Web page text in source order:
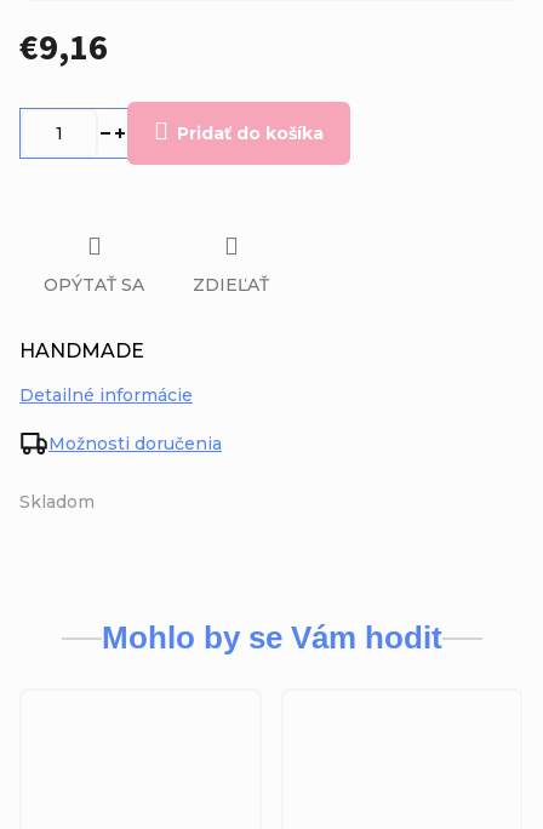
€9,16
Skladom
Možnosti doručenia
Pridať do košíka
HANDMADE
Detailné informácie
OPÝTAŤ SA ZDIEĽAŤ
Mohlo by se Vám hodit